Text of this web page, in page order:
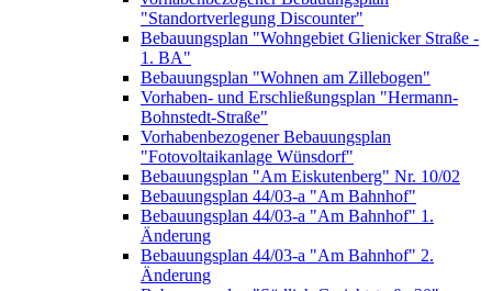
"Standortverlegung Discounter"
Bebauungsplan "Wohngebiet Glienicker Straße -
1. BA"
Bebauungsplan "Wohnen am Zillebogen"
Vorhaben- und Erschließungsplan "Hermann-
Bohnstedt-Straße"
Vorhabenbezogener Bebauungsplan
"Fotovoltaikanlage Wünsdorf"
Bebauungsplan "Am Eiskutenberg" Nr. 10/02
Bebauungsplan 44/03-a "Am Bahnhof"
Bebauungsplan 44/03-a "Am Bahnhof" 1.
Änderung
Bebauungsplan 44/03-a "Am Bahnhof" 2.
Änderung